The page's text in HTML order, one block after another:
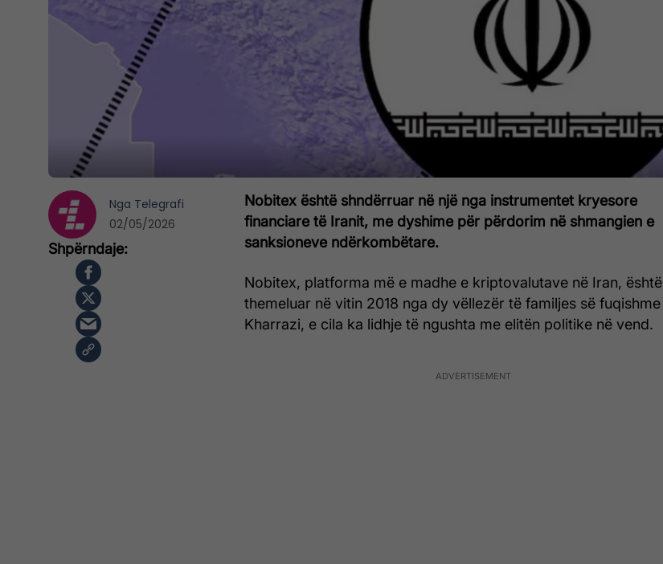
Nobitex është shndërruar në një nga instrumentet kryesore
financiare të Iranit, me dyshime për përdorim në shmangien e
sanksioneve ndërkombëtare.
Nobitex, platforma më e madhe e kriptovalutave në Iran, është
themeluar në vitin 2018 nga dy vëllezër të familjes së fuqishme
Kharrazi, e cila ka lidhje të ngushta me elitën politike në vend.
Nga Telegrafi
02/05/2026